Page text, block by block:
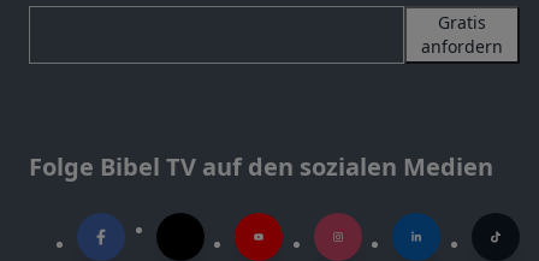
Gratis
anfordern
Folge Bibel TV auf den sozialen Medien